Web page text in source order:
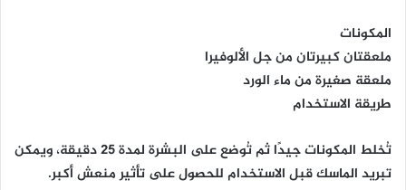
المكونات
ملعقتان كبيرتان من جل الألوفيرا
ملعقة صغيرة من ماء الورد
طريقة الاستخدام
تُخلط المكونات جيدًا ثم تُوضع على البشرة لمدة 25 دقيقة، ويمكن
تبريد الماسك قبل الاستخدام للحصول على تأثير منعش أكبر.